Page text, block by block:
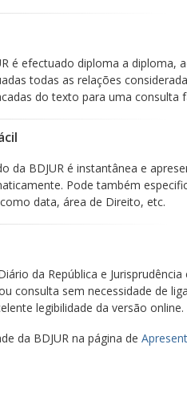
é efectuado diploma a diploma,
todas as relações
do texto para uma consulta
da BDJUR é instantânea e
Pode também
data, área de Direito, etc.
da República e Jurisprudência
consulta sem necessidade de
legibilidade da versão online.
da BDJUR na página de